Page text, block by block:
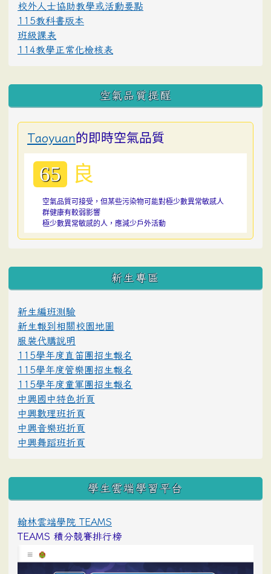
校外人士協助教學或活動要點
115教科書版本
班級課表
114教學正常化檢核表
空氣品質提醒
Taoyuan的即時空氣品質
65 良
空氣品質可接受，但某些污染物可能對極少數異常敏感人
群健康有較弱影響
極少數異常敏感的人，應減少戶外活動
:::
新生專區
新生編班測驗
新生報到相關校園地圖
服裝代購說明
115學年度直笛團招生報名
115學年度管樂團招生報名
115學年度童軍團招生報名
中興國中特色折頁
中興數理班折頁
中興音樂班折頁
中興舞蹈班折頁
學生雲端學習平台
翰林雲端學院 TEAMS
TEAMS 積分競賽排行榜